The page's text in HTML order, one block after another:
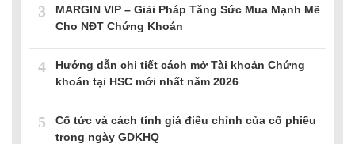
3
MARGIN VIP – Giải Pháp Tăng Sức Mua Mạnh Mẽ
Cho NĐT Chứng Khoán
4
Hướng dẫn chi tiết cách mở Tài khoản Chứng
khoán tại HSC mới nhất năm 2026
5
Cổ tức và cách tính giá điều chỉnh của cổ phiếu
trong ngày GDKHQ